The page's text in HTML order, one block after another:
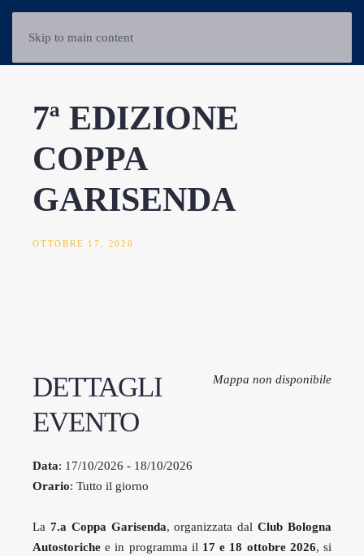
Skip to main content
7ª EDIZIONE
COPPA
GARISENDA
OTTOBRE 17, 2026
Mappa non disponibile
DETTAGLI
EVENTO
Data: 17/10/2026 - 18/10/2026
Orario: Tutto il giorno
La 7.a Coppa Garisenda, organizzata dalClub Bologna
Autostoriche e in programma il 17 e 18 ottobre 2026, si